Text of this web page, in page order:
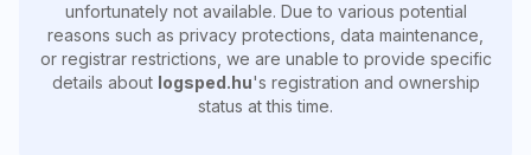
unfortunately not available. Due to various potential
reasons such as privacy protections, data maintenance,
or registrar restrictions, we are unable to provide specific
details about logsped.hu's registration and ownership
status at this time.